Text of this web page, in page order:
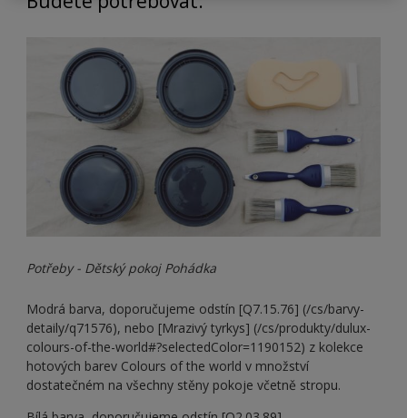
Potřeby - Dětský pokoj Pohádka
Modrá barva, doporučujeme odstín [Q7.15.76] (/cs/barvy-
detaily/q71576), nebo [Mrazivý tyrkys] (/cs/produkty/dulux-
colours-of-the-world#?selectedColor=1190152) z kolekce
hotových barev Colours of the world v množství
dostatečném na všechny stěny pokoje včetně stropu.